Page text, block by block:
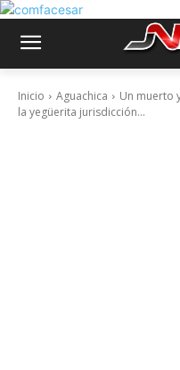
Inicio Aguachica
Un muerto
la yegüerita jurisdicción...